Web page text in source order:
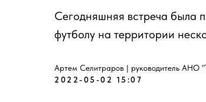
Сегодняшняя встреча была
футболу на территории
Артем Селитраров | руководитель АНО
2022-05-02 15:07